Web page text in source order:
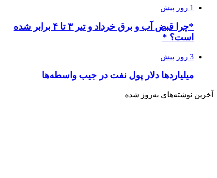
1 روز پیش
*چرا قبض آب و برق خرداد و تیر ۳ تا ۴ برابر شده
است؟ *
3 روز پیش
میلیاردها دلار پول نفت در جیب واسطه‌ها
آخرین نوشته‌های‌ به‌روز شده